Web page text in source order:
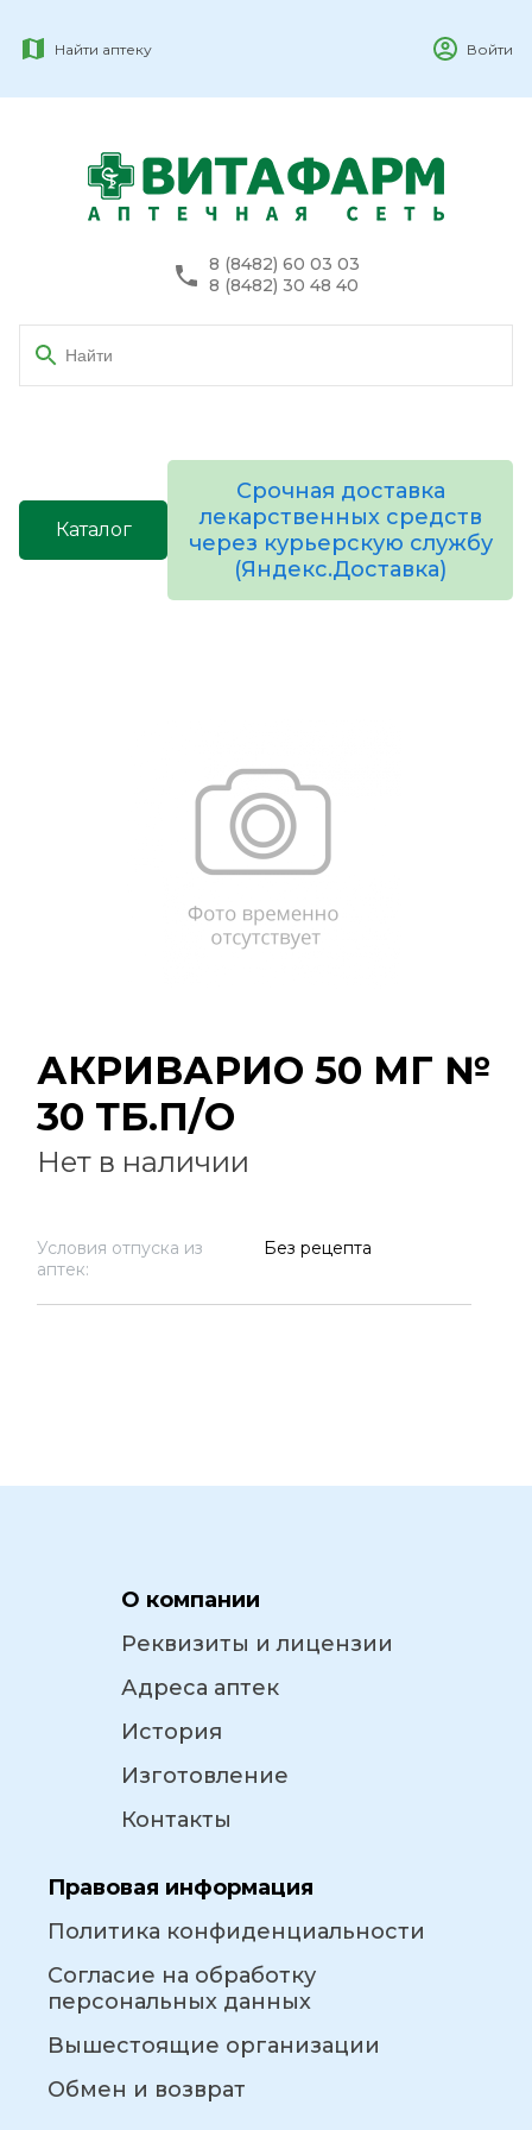
Найти аптеку Войти
8 (8482) 60 03 03
8 (8482) 30 48 40
Каталог
Срочная доставка
лекарственных средств
через курьерскую службу
(Яндекс.Доставка)
АКРИВАРИО 50 МГ №
30 ТБ.П/О
Нет в наличии
Условия отпуска из
аптек:
Без рецепта
О компании
Реквизиты и лицензии
Адреса аптек
История
Изготовление
Контакты
Правовая информация
Политика конфиденциальности
Согласие на обработку
персональных данных
Вышестоящие организации
Обмен и возврат